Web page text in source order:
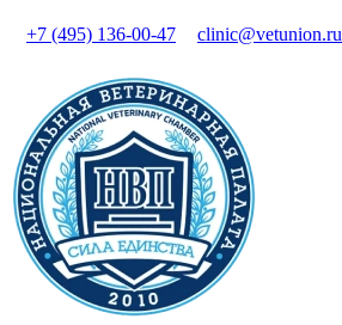
+7 (495) 136-00-47 clinic@vetunion.ru